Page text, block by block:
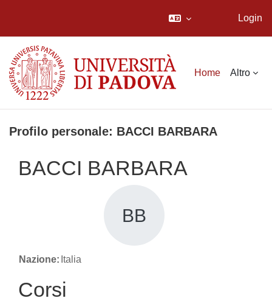
Login
Home Altro
Profilo personale: BACCI BARBARA
BACCI BARBARA
BB
Nazione: Italia
Corsi